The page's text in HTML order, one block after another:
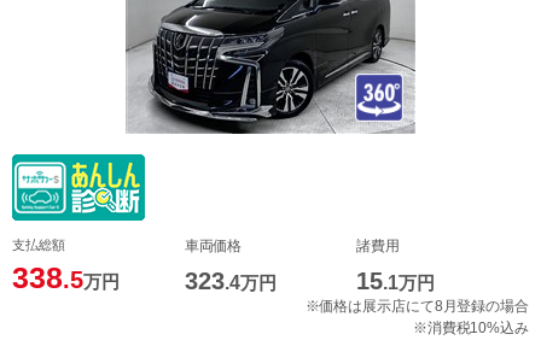
支払総額
338.5万円
車両価格
323.4万円
諸費用
15.1万円
※価格は展示店にて8月登録の場合
※消費税10%込み